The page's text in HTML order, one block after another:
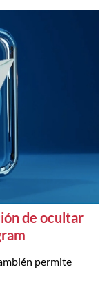
de ocultar
permite